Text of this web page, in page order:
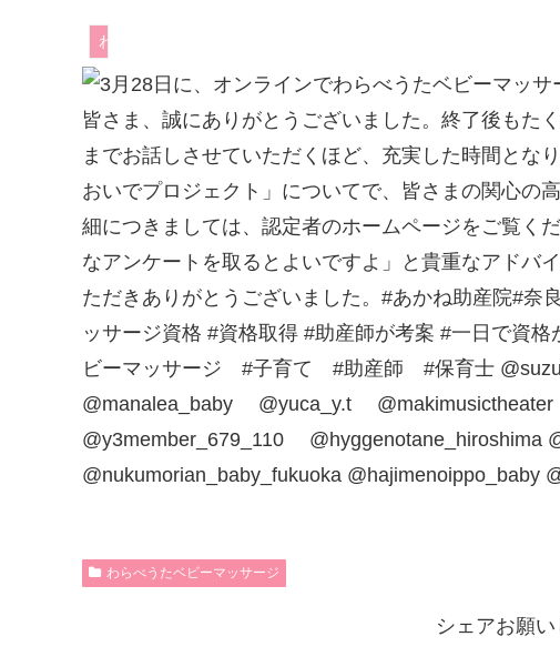
わらべうたベビーマッサージ
わらべうたベビーマッサージ
シェアお願